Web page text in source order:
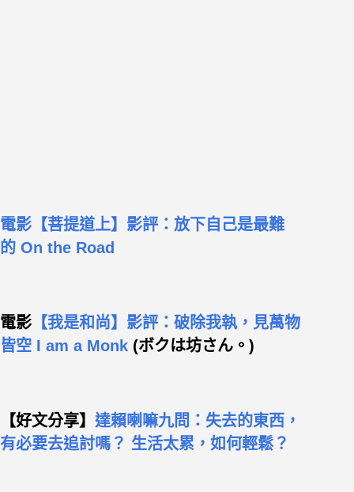
電影【菩提道上】影評：放下自己是最難
的 On the Road
電影 【我是和尚】影評：破除我執，見萬物
皆空 I am a Monk (ボクは坊さん。)
【好文分享】 達賴喇嘛九問：失去的東西，
有必要去追討嗎？ 生活太累，如何輕鬆？